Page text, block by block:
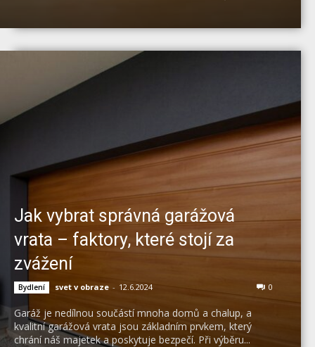
Jak vybrat správná garážová
vrata – faktory, které stojí za
zvážení
Bydlení svet v obraze - 12.6.2024 0
Garáž je nedílnou součástí mnoha domů a chalup, a
kvalitní garážová vrata jsou základním prvkem, který
chrání náš majetek a poskytuje bezpečí. Při výběru...